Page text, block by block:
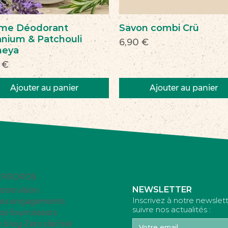
Déodorant
& Patchouli
€
Ajouter au panier
Savon combi Crü
Prix
6,90 €
Ajouter au panier
Nouveau
Nouveau
vision
engagements
fournisseurs
blog Zéro déchet
NEWSLETTER
Inscrivez à notre
suivre nos actualités :